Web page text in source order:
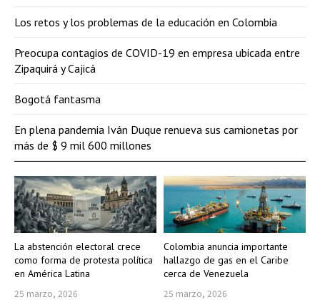
La abstención electoral crece
como forma de protesta política
en América Latina
25 marzo, 2026
Colombia anuncia importante
hallazgo de gas en el Caribe
cerca de Venezuela
25 marzo, 2026
Los retos y los problemas de la educación en Colombia
Preocupa contagios de COVID-19 en empresa ubicada entre
Zipaquirá y Cajicá
Bogotá fantasma
En plena pandemia Iván Duque renueva sus camionetas por
más de $ 9 mil 600 millones